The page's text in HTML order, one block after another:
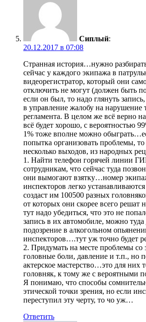
Сиплый:
20.12.2017 в 07:08
Странная история…нужно
сейчас у каждого экипажа в
видеорегистратор, который они
отключить не могут (должен быть
если он был, то надо глянуть
в управление жалобу на нарушение
регламента. В целом же всё верно
всё будет хорошо, с вероятностью
1% тоже вполне можно
попытка организовать проблемы, то
несколько выходов, из народных
1. Найти телефон горячей линии
сотрудникам, что сейчас туда
они вымогают взятку…номер
инспекторов легко
создаст им 100500 разных
от которых они скорее всего решат
тут надо убедиться, что это не
запись в их автомобиле, можно туда
подозрение в алкогольном
инспекторов….тут уж точно будет
2. Придумать на месте проблемы со
головные боли, давление и т.п., но
актерское мастерство…это для них
головняк, к тому же с вероятными
Я понимаю, что способы
этической точки зрения, но если
переступил эту черту, то чо уж…
Ответить